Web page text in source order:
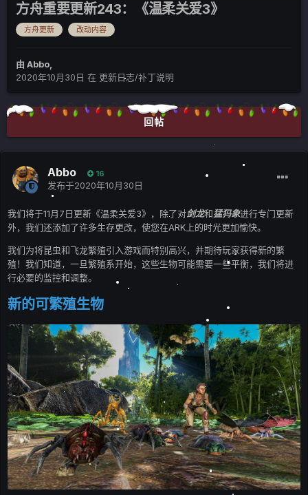
方舟重要更新243：《温柔关爱3》
方舟更新 改动内容
由 Abbo,
2020年10月30日 在 更新日志/补丁说明
回帖
Abbo 16
发布于2020年10月30日
我们将于11月7日更新《温柔关爱3》，除了对剑龙和猛犸象进行专门更新
外，我们还添加了许多生存更改，使您在ARK上的时光更加愉快。
我们为将昆虫和飞龙繁殖引入游戏而特别高兴，并期待玩家获得新的繁
殖！我们知道，一旦繁殖系开始，这些生物可能需要一些平衡，我们将进
行必要的监控和调整。
新的可繁殖生物